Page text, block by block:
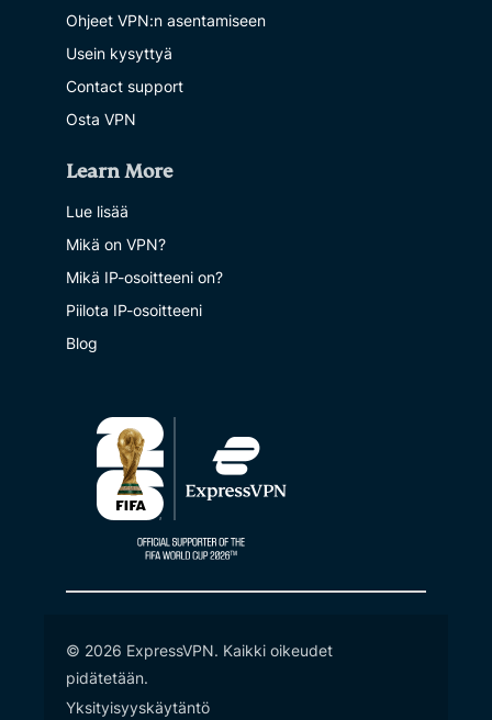
Ohjeet VPN:n asentamiseen
Usein kysyttyä
Contact support
Osta VPN
Learn More
Lue lisää
Mikä on VPN?
Mikä IP-osoitteeni on?
Piilota IP-osoitteeni
Blog
© 2026 ExpressVPN. Kaikki oikeudet
pidätetään.
Yksityisyyskäytäntö